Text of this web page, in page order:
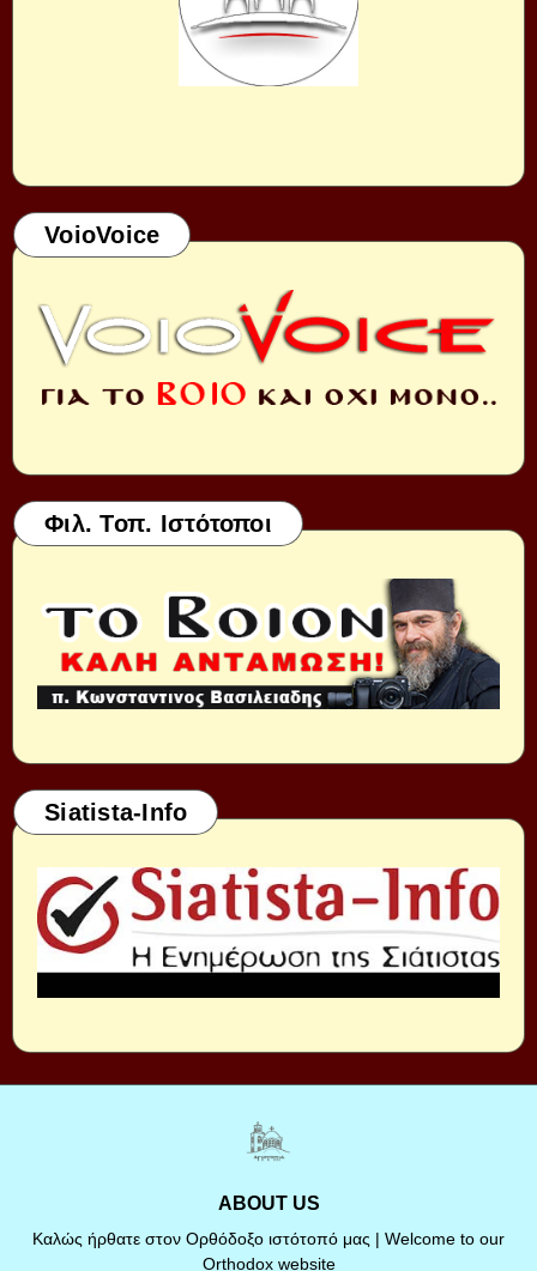
VoioVoice
Φιλ. Τοπ. Ιστότοποι
Siatista-Info
ABOUT US
Καλώς ήρθατε στον Ορθόδοξο ιστότοπό μας | Welcome to our
Orthodox website